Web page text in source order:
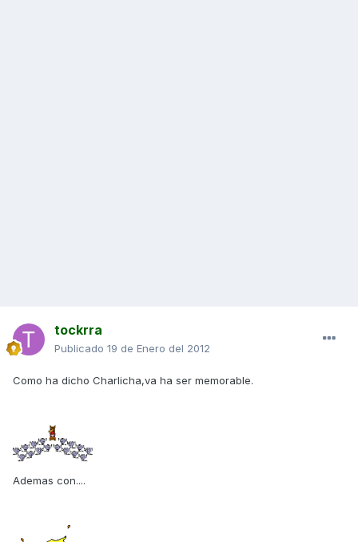
tockrra
Publicado 19 de Enero del 2012
Como ha dicho Charlicha,va ha ser memorable.
Ademas con....